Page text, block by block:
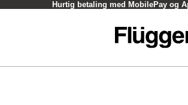
Hurtig betaling med MobilePay og